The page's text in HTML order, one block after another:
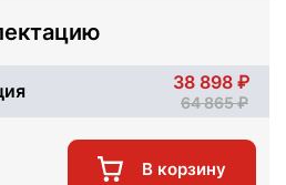
38 898
64 865
В корзину